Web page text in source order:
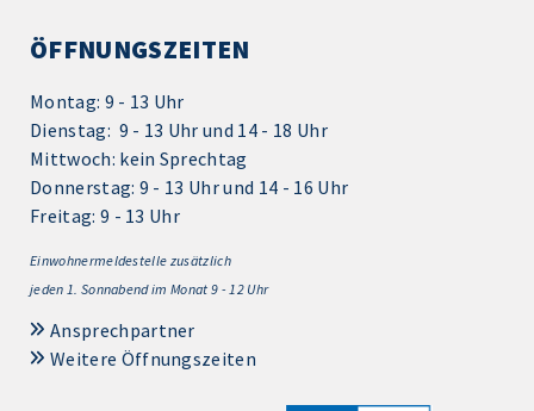
ÖFFNUNGSZEITEN
Montag: 9 - 13 Uhr
Dienstag: 9 - 13 Uhr und 14 - 18 Uhr
Mittwoch: kein Sprechtag
Donnerstag: 9 - 13 Uhr und 14 - 16 Uhr
Freitag: 9 - 13 Uhr
Einwohnermeldestelle zusätzlich
jeden 1. Sonnabend im Monat 9 - 12 Uhr
Ansprechpartner
Weitere Öffnungszeiten